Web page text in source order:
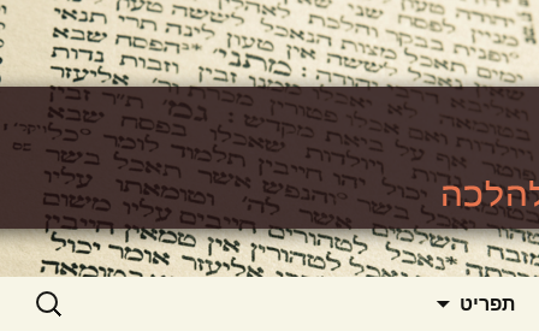
https://www.toralishma.org
האתר ללימוד סוגיות גמרא להלכה
תפריט חיפוש: